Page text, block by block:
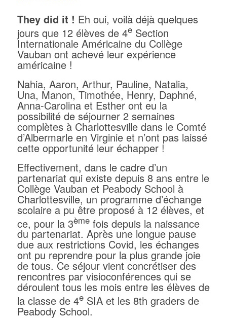
They did it ! Eh oui, voilà déjà quelques
jours que 12 élèves de 4eSection
Internationale Américaine du Collège
Vauban ont achevé leur expérience
américaine !
Nahia, Aaron, Arthur, Pauline, Natalia,
Una, Manon, Timothée, Henry, Daphné,
Anna-Carolina et Esther ont eu la
possibilité de séjourner 2 semaines
complètes à Charlottesville dans le Comté
d’Albermarle en Virginie et n’ont pas laissé
cette opportunité leur échapper !
Effectivement, dans le cadre d’un
partenariat qui existe depuis 8 ans entre le
Collège Vauban et Peabody School à
Charlottesville, un programme d’échange
scolaire a pu être proposé à 12 élèves, et
ce, pour la 3èmefois depuis la naissance
du partenariat. Après une longue pause
due aux restrictions Covid, les échanges
ont pu reprendre pour la plus grande joie
de tous. Ce séjour vient concrétiser des
rencontres par visioconférences qui se
déroulent tous les mois entre les élèves de
la classe de 4eSIA et les 8th graders de
Peabody School.